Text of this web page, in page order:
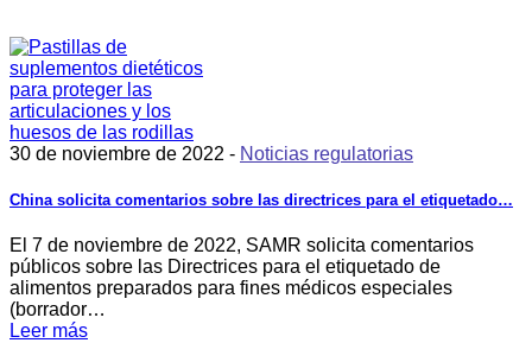
30 de noviembre de 2022 - Noticias regulatorias
China solicita comentarios sobre las directrices para el etiquetado…
El 7 de noviembre de 2022, SAMR solicita comentarios
públicos sobre las Directrices para el etiquetado de
alimentos preparados para fines médicos especiales
(borrador…
Leer más